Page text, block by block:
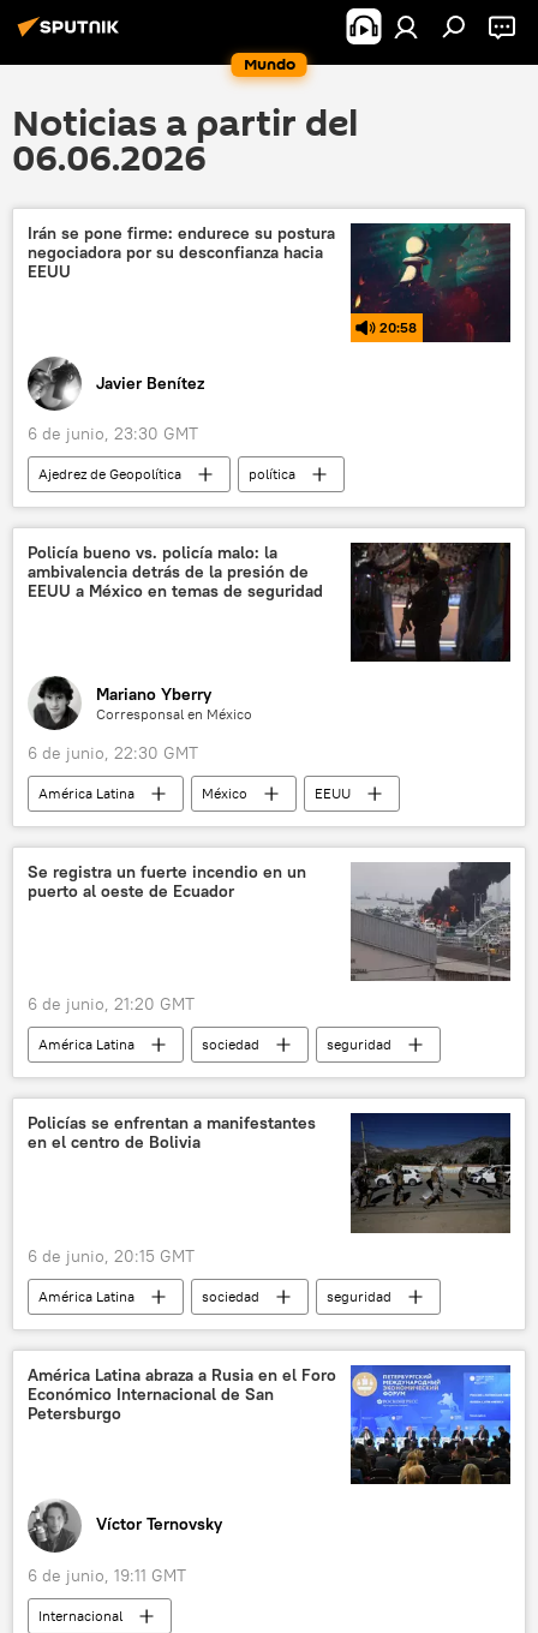
Mundo
Noticias a partir del
06.06.2026
Irán se pone firme: endurece su postura
negociadora por su desconfianza hacia
EEUU
20:58
Javier Benítez
6 de junio, 23:30 GMT
Ajedrez de Geopolítica
política
seguridad
Irán
EEUU
📰 Escalada entre EEUU, Israel e Irán
Policía bueno vs. policía malo: la
ambivalencia detrás de la presión de
EEUU a México en temas de seguridad
Mariano Yberry
Corresponsal en México
6 de junio, 22:30 GMT
América Latina México
EEUU
Washington
política
seguridad
Pete Hegseth
Claudia Sheinbaum
CJNG
Se registra un fuerte incendio en un
puerto al oeste de Ecuador
6 de junio, 21:20 GMT
América Latina sociedad
seguridad
Ecuador
incendio
Policías se enfrentan a manifestantes
en el centro de Bolivia
6 de junio, 20:15 GMT
América Latina sociedad
seguridad
Bolivia
protestas
América Latina abraza a Rusia en el Foro
Económico Internacional de San
Petersburgo
Víctor Ternovsky
6 de junio, 19:11 GMT
Internacional